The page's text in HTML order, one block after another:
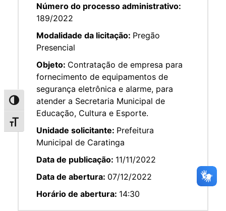
Alternar alto contraste
Alternar tamanho da fonte
Número do processo administrativo:
189/2022
Modalidade da licitação: Pregão
Presencial
Objeto: Contratação de empresa para
fornecimento de equipamentos de
segurança eletrônica e alarme, para
atender a Secretaria Municipal de
Educação, Cultura e Esporte.
Unidade solicitante: Prefeitura
Municipal de Caratinga
Data de publicação: 11/11/2022
Data de abertura: 07/12/2022
Horário de abertura: 14:30